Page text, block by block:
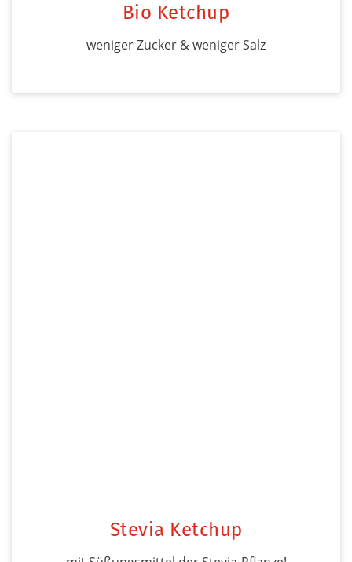
Bio Ketchup
weniger Zucker & weniger Salz
Stevia Ketchup